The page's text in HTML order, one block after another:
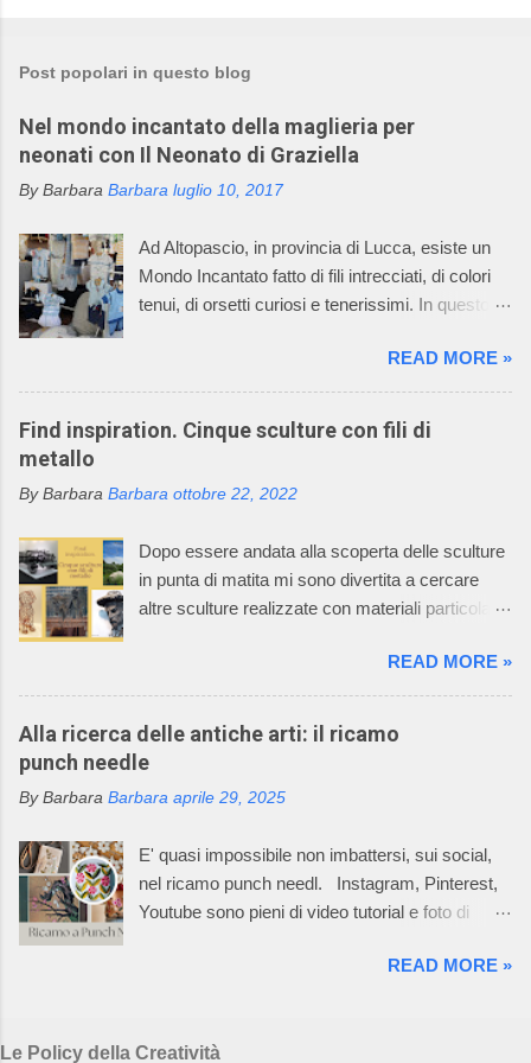
Post popolari in questo blog
Nel mondo incantato della maglieria per
neonati con Il Neonato di Graziella
By Barbara Barbara luglio 10, 2017
Ad Altopascio, in provincia di Lucca, esiste un
Mondo Incantato fatto di fili intrecciati, di colori
tenui, di orsetti curiosi e tenerissimi. In questo
artigiani, che lavorano i fili con la maglieria e con
l’uncinetto, creando dei deliziosi vestitini per
bambini. Questo mondo incantato è il sogno,
avverato, della signora Graziella, che dal 1968
per il mondo dei bambini. Oggi l’azienda della
diventata leader nel settore “maglieria esterna
diminuita” e il suo mondo incantato ha
affascinato anche tutti i componenti della sua
capi dell’azienda consiste nell’utilizzare
macchinari, che permettono di realizzare ogni
singolo pezzo del prodotto già nella taglia
desiderata e non un rettangolo di maglia dal
quale tagliare le varie parti per poi assemblarle.
READ MORE »
Find inspiration. Cinque sculture con fili di
metallo
By Barbara Barbara ottobre 22, 2022
Dopo essere andata alla scoperta delle sculture
in punta di matita mi sono divertita a cercare
altre sculture realizzate con materiali particolari.
diventare un'opera d'arte. Il mio racconto non
può non partire dalla materia prima: il metallo è
un elemento chimico caratterizzato da alto
elevata. L’uso dei metalli, dalla produzione di
aventi valore espressivo autonomo, è diffuso fin
dalle civiltà più antiche. Le tecniche di
lavorazione sono elaborate in un lento processo,
lamine di metallo giunge alle tecniche di fusione,
READ MORE »
Alla ricerca delle antiche arti: il ricamo
punch needle
By Barbara Barbara aprile 29, 2025
E' quasi impossibile non imbattersi, sui social,
nel ricamo punch needl. Instagram, Pinterest,
Youtube sono pieni di video tutorial e foto di
sembra, facilissimi da realizzare. Oggi, la
creatività e slow craft, risuonano con una nuova
READ MORE »
Le Policy della Creatività